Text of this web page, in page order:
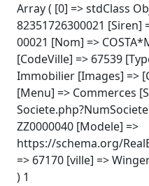
Array ( [0] => stdClass
82351726300021 [Siren]
00021 [Nom] =>
[CodeVille] => 67539
Immobilier [Images] =>
[Menu] => Commerces
ZZ0000040 [Modele] =>
https://schema.org/
=> 67170 [ville] =>
) 1